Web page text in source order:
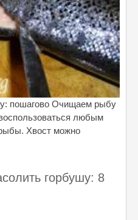
пошагово Очищаем рыбу
любым
Хвост можно
горбушу: 8